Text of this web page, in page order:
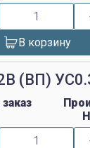
В корзину
(ВП)